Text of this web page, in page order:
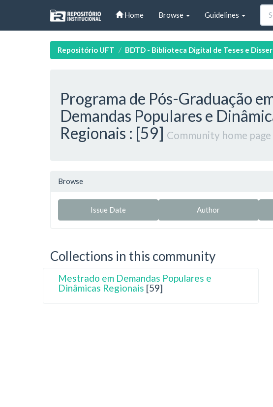
Home Browse Guidelines
Repositório UFT BDTD - Biblioteca Digital de Teses e
Programa de Pós-Graduação
Demandas Populares e
Regionais : [59] Community home page
Browse
Collections in this community
Mestrado em Demandas Populares e
Dinâmicas Regionais [59]